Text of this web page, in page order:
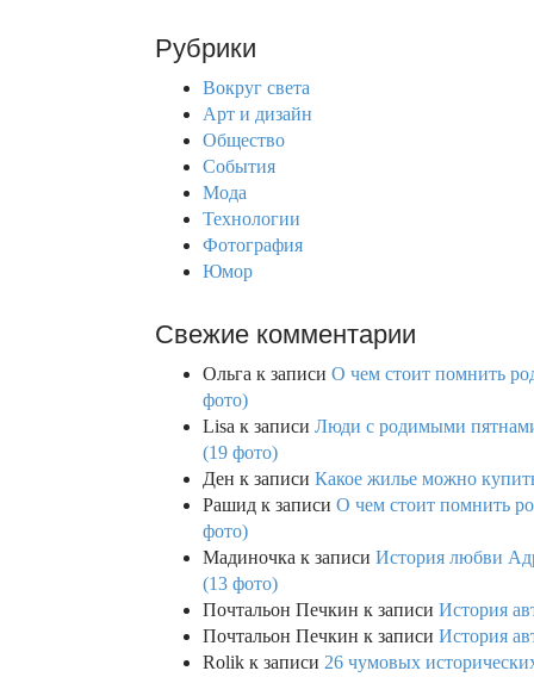
c
Рубрики
Вокруг света
Арт и дизайн
Общество
События
Мода
Технологии
Фотография
Юмор
Свежие комментарии
Ольга к записи О чем стоит помнить
фото)
Lisa к записи Люди с родимыми
(19 фото)
Ден к записи Какое жилье можно
Рашид к записи О чем стоит помнить
фото)
Мадиночка к записи История любви
(13 фото)
Почтальон Печкин к записи История
Почтальон Печкин к записи История
Rolik к записи 26 чумовых